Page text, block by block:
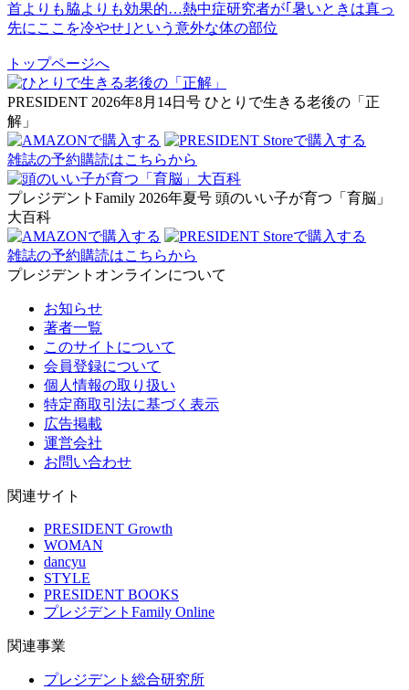
首よりも脇よりも効果的…熱中症研究者が｢暑いときは真っ
先にここを冷やせ｣という意外な体の部位
トップページへ
PRESIDENT 2026年8月14日号 ひとりで生きる老後の「正
解」
雑誌の予約購読はこちらから
プレジデントFamily 2026年夏号 頭のいい子が育つ「育脳」
大百科
雑誌の予約購読はこちらから
プレジデントオンラインについて
お知らせ
著者一覧
このサイトについて
会員登録について
個人情報の取り扱い
特定商取引法に基づく表示
広告掲載
運営会社
お問い合わせ
関連サイト
PRESIDENT Growth
WOMAN
dancyu
STYLE
PRESIDENT BOOKS
プレジデントFamily Online
関連事業
プレジデント総合研究所